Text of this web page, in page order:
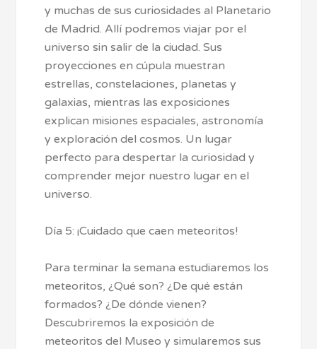
y muchas de sus curiosidades al Planetario
de Madrid. Allí podremos viajar por el
universo sin salir de la ciudad. Sus
proyecciones en cúpula muestran
estrellas, constelaciones, planetas y
galaxias, mientras las exposiciones
explican misiones espaciales, astronomía
y exploración del cosmos. Un lugar
perfecto para despertar la curiosidad y
comprender mejor nuestro lugar en el
universo.
Día 5: ¡Cuidado que caen meteoritos!
Para terminar la semana estudiaremos los
meteoritos, ¿Qué son? ¿De qué están
formados? ¿De dónde vienen?
Descubriremos la exposición de
meteoritos del Museo y simularemos sus